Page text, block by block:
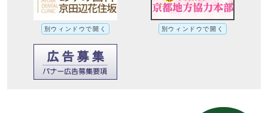
別ウィンドウで開く 別ウィンドウで開く